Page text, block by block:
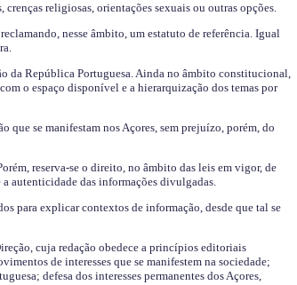
religiosas, orientações sexuais ou outras opções.
nesse âmbito, um estatuto de referência. Igual
da República Portuguesa. Ainda no âmbito constitucional,
o espaço disponível e a hierarquização dos temas por
que se manifestam nos Açores, sem prejuízo, porém, do
reserva-se o direito, no âmbito das leis em vigor, de
autenticidade das informações divulgadas.
para explicar contextos de informação, desde que tal se
cuja redação obedece a princípios editoriais
de interesses que se manifestem na sociedade;
defesa dos interesses permanentes dos Açores,